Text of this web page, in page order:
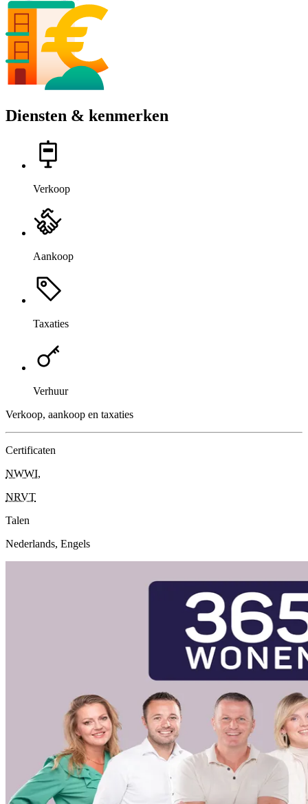
Diensten & kenmerken
Verkoop
Aankoop
Taxaties
Verhuur
Verkoop, aankoop en taxaties
Certificaten
NWWI,
NRVT
Talen
Nederlands, Engels